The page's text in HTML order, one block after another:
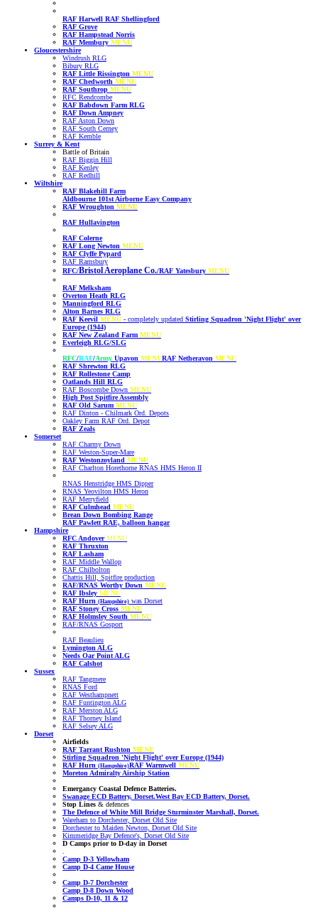
RAF Harwell RAF Shellingford
RAF Grove
RAF Hampstead Norris
RAF Membury MENU
Gloucestershire
Windrush RLG
Bibury RLG
RAF Little Rissington MENU
RAF Chedworth MENU
RAF Southrop MENU
RFC Rendcombe
RAF Babdown Farm RLG
RAF Down Ampney
RAF Aston Down
RAF South Cerney
RAF Kemble
Surrey & Kent
Battle of Britain
RAF Biggin Hill
RAF Kenley
RAF Redhill
Wiltshire
RAF Blakehill Farm
Aldbourne 101st Airborne Easy Company
RAF Wroughton MENU
RAF Hullavington
RAF Colerne
RAF Long Newton MENU
RAF Clyffe Pypard
RAF Ramsbury
RFC/Bristol Aeroplane Co./RAF Yatesbury MENU
RAF Melksham
Overton Heath RLG
Manningford RLG
Alton Barnes RLG
RAF Keevil MENU - completely updated Stirling Squadron 'Night Flight' over
Europe (1944)
RAF New Zealand Farm MENU
Everleigh RLG/SLG
RFC/RAF/Army Upavon MENURAF Netheravon MENU
RAF Shrewton RLG
RAF Rollestone Camp
Oatlands Hill RLG
RAF Boscombe Down MENU
High Post Spitfire Assembly
RAF Old Sarum MENU
RAF Dinton - Chilmark Ord. Depots
Oakley Farm RAF Ord. Depot
RAF Zeals
Somerset
RAF Charmy Down
RAF Weston-Super-Mare
RAF Westonzoyland MENU
RAF Charlton Horethorne RNAS HMS Heron II
RNAS Henstridge HMS Dipper
RNAS Yeovilton HMS Heron
RAF Merryfield
RAF Culmhead MENU
Brean Down Bombing Range
RAF Pawlett RAE, balloon hangar
Hampshire
RFC Andover MENU
RAF Thruxton
RAF Lasham
RAF Middle Wallop
RAF Chilbolton
Chattis Hill, Spitfire production
RAF/RNAS Worthy Down MENU
RAF Ibsley MENU
RAF Hurn (Hampshire) was Dorset
RAF Stoney Cross MENU
RAF Holmsley South MENU
RAF/RNAS Gosport
RAF Beaulieu
Lymington ALG
Needs Oar Point ALG
RAF Calshot
Sussex
RAF Tangmere
RNAS Ford
RAF Westhampnett
RAF Funtington ALG
RAF Merston ALG
RAF Thorney Island
RAF Selsey ALG
Dorset
Airfields
RAF Tarrant Rushton MENU
Stirling Squadron 'Night Flight' over Europe (1944)
RAF Hurn (Hampshire)RAF Warmwell MENU
Moreton Admiralty Airship Station
Emergancy Coastal Defence Batteries.
Swanage ECD Battery, Dorset.West Bay ECD Battery, Dorset.
Stop Lines & defences
The Defence of White Mill Bridge Sturminster Marshall, Dorset.
Wareham to Dorchester, Dorset Old Site
Dorchester to Maiden Newton, Dorset Old Site
Kimmeridge Bay Defence's, Dorset Old Site
D Camps prior to D-day in Dorset
Camp D-3 Yellowham
Camp D-4 Came House
Camp D-7 Dorchester
Camp D-8 Down Wood
Camps D-10, 11 & 12